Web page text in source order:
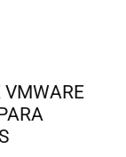
VMWARE